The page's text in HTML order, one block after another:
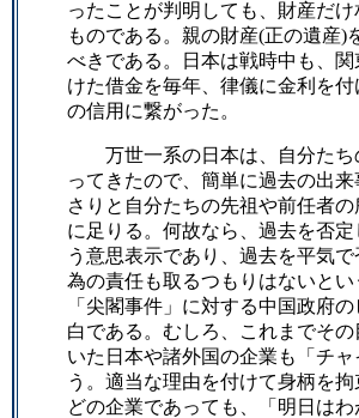
ったことが判明しても、財産だ
ものである。親の財産(正の遺産)
べきである。日本は戦時中も、
けた借金を毎年、律儀に金利を
の信用に繋がった。
万世一系の日本は、自分たち
ってきたので、簡単に過去の出
さりと自分たちの先祖や前任者
に足りる。何故なら、過去を否
う意思表示であり、過去を平気
為の責任も取るつもりはないと
「尖閣事件」に対する中国政府
白である。むしろ、これまでそ
いた日本や諸外国の企業も「チ
う。適当な理由を付けて身柄を
どの企業であっても、「明日は